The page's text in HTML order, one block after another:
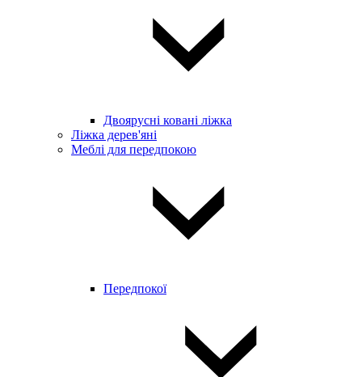
Двоярусні ковані ліжка
Ліжка дерев'яні
Меблі для передпокою
Передпокої